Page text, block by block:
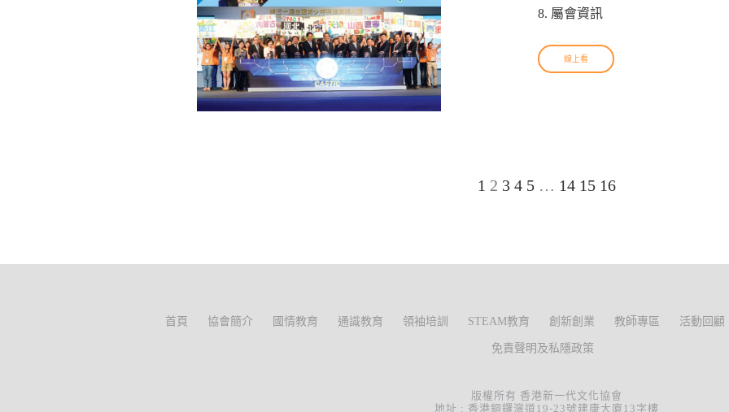
8. 屬會資訊
線上看
1 2 3 4 5 … 14 15 16
首頁 協會簡介 國情教育 通識教育 領袖培訓 STEAM教育 創新創業 教師專區 活動回顧
免責聲明及私隱政策
版權所有 香港新一代文化協會
地址 : 香港銅鑼灣道19-23號建康大廈13字樓